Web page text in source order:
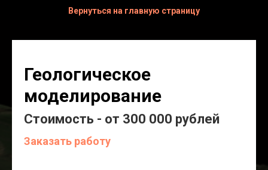
Вернуться на главную страницу
Геологическое
моделирование
Стоимость - от 300 000 рублей
Заказать работу